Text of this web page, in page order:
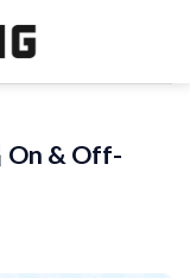
On & Off-